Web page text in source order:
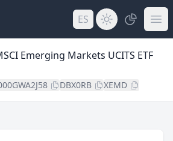
ES
Emerging Markets UCITS ETF
DBX0RB XEMD